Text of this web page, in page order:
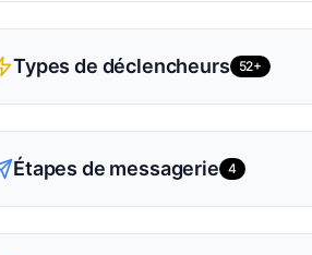
Types de déclencheurs 52+
Étapes de messagerie 4